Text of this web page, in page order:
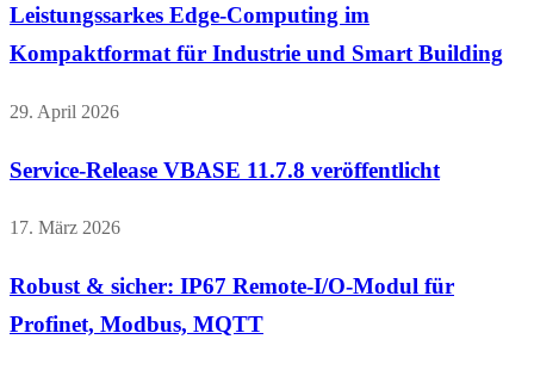
Leistungssarkes Edge-Computing im
Kompaktformat für Industrie und Smart Building
29. April 2026
Service-Release VBASE 11.7.8 veröffentlicht
17. März 2026
Robust & sicher: IP67 Remote-I/O-Modul für
Profinet, Modbus, MQTT